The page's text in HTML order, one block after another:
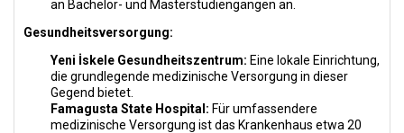
an Bachelor- und Masterstudiengängen an.
Gesundheitsversorgung:
Yeni İskele Gesundheitszentrum: Eine lokale Einrichtung,
die grundlegende medizinische Versorgung in dieser
Gegend bietet.
Famagusta State Hospital: Für umfassendere
medizinische Versorgung ist das Krankenhaus etwa 20